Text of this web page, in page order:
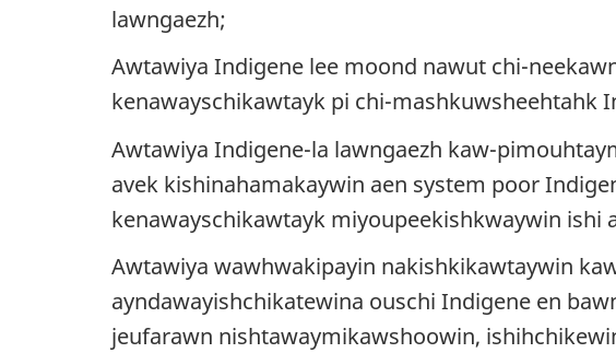
lawngaezh;
Awtawiya Indigene lee moond nawut chi-
kenawayschikawtayk pi chi-mashkuwsheehtahk
Awtawiya Indigene-la lawngaezh kaw-
avek kishinahamakaywin aen system poor
kenawayschikawtayk miyoupeekishkwaywin ishi
Awtawiya wawhwakipayin nakishkikawtaywin
ayndawayishchikatewina ouschi Indigene en
jeufarawn nishtawaymikawshoowin,